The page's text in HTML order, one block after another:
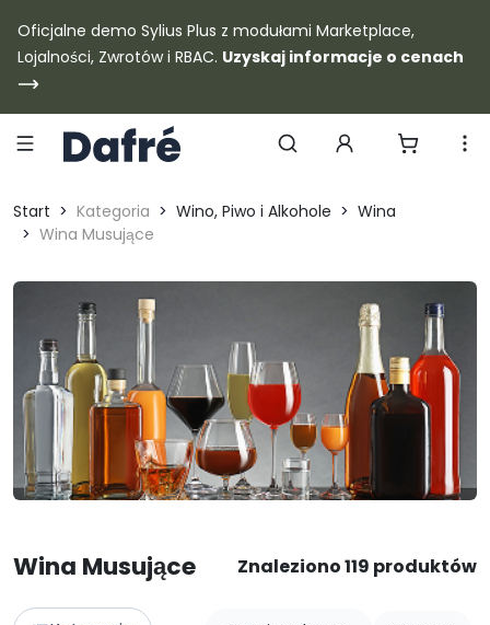
Dafre
Oficjalne demo Sylius Plus z modułami Marketplace,
Lojalności, Zwrotów i RBAC. Uzyskaj informacje o cenach
Start
Kategoria Wino, Piwo i Alkohole
Wina
Wina Musujące
Wina Musujące Znaleziono 119 produktów